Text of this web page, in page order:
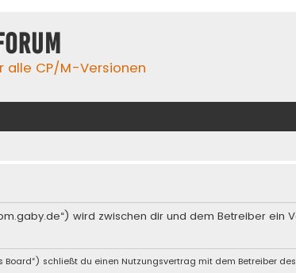
alle CP/M-Versionen
wird zwischen dir und dem Betreiber ein
Board“) schließt du einen Nutzungsvertrag mit dem Betreiber